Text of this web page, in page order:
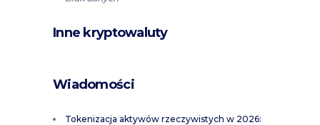
Inne kryptowaluty
Wiadomości
Tokenizacja aktywów rzeczywistych w 2026: